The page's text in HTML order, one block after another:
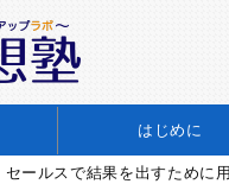
はじめに
セールスで結果を出すために